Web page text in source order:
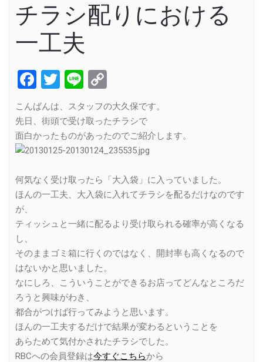
チラシ配りにおける
一工夫
Facebook
Twitter
Line
Link
こんばんは、スタッフの大久保です。
先日、街頭で受け取ったチラシで
面白かったものがあったのでご紹介します。
何気なく受け取ったら「大入袋」に入っていました。
ほんの一工夫、大入袋に入れてチラシを配るだけなのです
が、
ティッシュと一緒に配るより受け取られる確率が高くなる
し、
そのままゴミ箱に行くのではなく、開封率も高くなるので
はないかと思いました。
なにしろ、こういうことができるお店ってどんなところだ
ろうと興味がわき、
都合がつけば行ってみようと思います。
ほんの一工夫するだけで結果が変わるということを
あらためて気付かされたチラシでした。
RBCへの会員登録は今すぐこちらから